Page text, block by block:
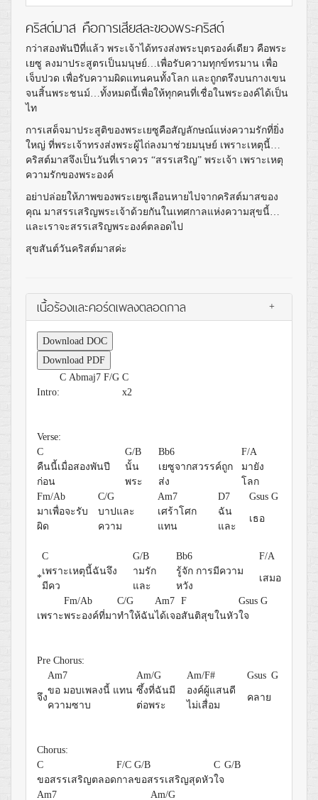
คริสต์มาส คือการเสียสละของพระคริสต์
กว่าสองพันปีที่แล้ว พระเจ้าได้ทรงส่งพระบุตรองค์เดียว คือพระ
เยซู ลงมาประสูตรเป็นมนุษย์…เพื่อรับความทุกข์ทรมาน เพื่อ
เจ็บปวด เพื่อรับความผิดแทนคนทั้งโลก และถูกตรึงบนกางเขน
จนสิ้นพระชนม์…ทั้งหมดนี้เพื่อให้ทุกคนที่เชื่อในพระองค์ได้เป็น
ไท
การเสด็จมาประสูติของพระเยซูคือสัญลักษณ์แห่งความรักที่ยิ่ง
ใหญ่ ที่พระเจ้าทรงส่งพระผู้ไถ่ลงมาช่วยมนุษย์ เพราะเหตุนี้…
คริสต์มาสจึงเป็นวันที่เราควร “สรรเสริญ” พระเจ้า เพราะเหตุ
ความรักของพระองค์
อย่าปล่อยให้ภาพของพระเยซูเลือนหายไปจากคริสต์มาสของ
คุณ มาสรรเสริญพระเจ้าด้วยกันในเทศกาลแห่งความสุขนี้…
และเราจะสรรเสริญพระองค์ตลอดไป
สุขสันต์วันคริสต์มาสค่ะ
เนื้อร้องและคอร์ดเพลงตลอดกาล +
Download DOC
Download PDF
C Abmaj7 F/G C
Intro:
x2
Verse:
C
G/B Bb6
F/A
คืนนี้เมื่อสองพันปี
ก่อน
นั้น
พระ
เยซูจากสวรรค์ถูก
ส่ง
มายัง
โลก
Fm/Ab
C/G Am7 D7 Gsus G
มาเพื่อจะรับ
ผิด
บาปและ
ความ
เศร้าโศก
แทน
ฉัน
และ
เธอ
C G/B Bb6 F/A
*
เพราะเหตุนี้ฉันจึง
มีคว
ามรัก
และ
รู้จัก การมีความ
หวัง
เสมอ
Fm/Ab C/G Am7 F Gsus G
เพราะพระองค์ที่มาทำให้ฉันได้เจอสันติสุขในหัวใจ
Pre Chorus:
Am7
Am/G Am/F# Gsus G
จึง
ขอ มอบเพลงนี้ แทน
ความซาบ
ซึ้งที่ฉันมี
ต่อพระ
องค์ผู้แสนดี
ไม่เสื่อม
คลาย
Chorus:
C
F/C G/B C G/B
ขอสรรเสริญตลอดกาลขอสรรเสริญสุดหัวใจ
Am7
Am/G